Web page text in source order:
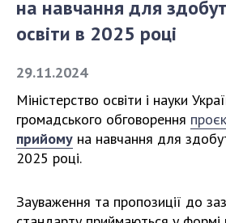
СТРУКТУРА
Президія НАН України
Апарат Президії
Секція фізико-технічних і
наук
Секція суспільних і
на навчання для
освіти в 2025 році
29.11.2024
Міністерство освіти і науки
громадського обговорення
прийому на навчання для
2025 році.
Зауваження та пропозиції до